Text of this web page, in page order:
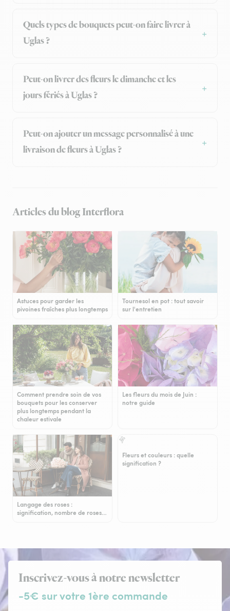
Quels types de bouquets peut-on faire livrer à
Uglas ?
Peut-on livrer des fleurs le dimanche et les
jours fériés à Uglas ?
Peut-on ajouter un message personnalisé à une
livraison de fleurs à Uglas ?
Articles du blog Interflora
Astuces pour garder les
pivoines fraîches plus longtemps
Tournesol en pot : tout savoir
sur l'entretien
Comment prendre soin de vos
bouquets pour les conserver
plus longtemps pendant la
chaleur estivale
Les fleurs du mois de Juin :
notre guide
Langage des roses :
signification, nombre de roses…
Fleurs et couleurs : quelle
signification ?
Inscrivez-vous à notre newsletter
-5€ sur votre 1ère commande